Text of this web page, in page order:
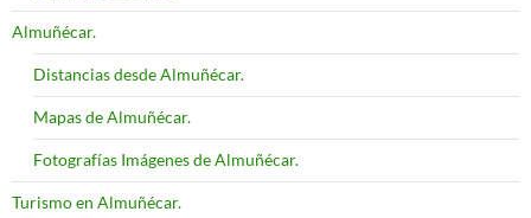
Almuñécar.
Distancias desde Almuñécar.
Mapas de Almuñécar.
Fotografías Imágenes de Almuñécar.
Turismo en Almuñécar.